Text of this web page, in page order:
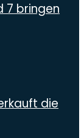
7 bringen
die